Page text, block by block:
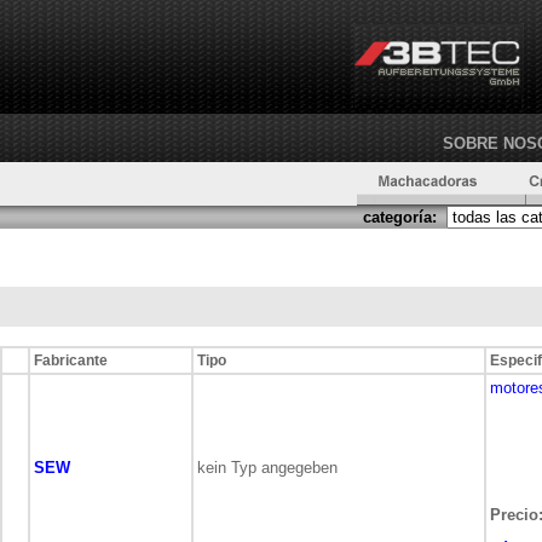
SOBRE
categoría:
Fabricante Tipo
SEW kein Typ angegeben